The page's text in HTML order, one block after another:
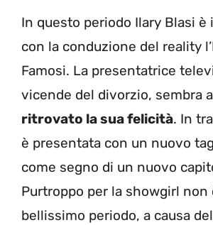
In questo periodo Ilary Blasi è
con la conduzione del reality
Famosi. La presentatrice
vicende del divorzio, sembra
ritrovato la sua felicità. In
è presentata con un nuovo
come segno di un nuovo
Purtroppo per la showgirl non
bellissimo periodo, a causa del